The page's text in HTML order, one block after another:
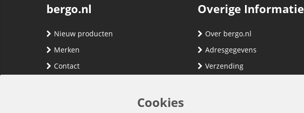
bergo.nl
Nieuw producten
Merken
Contact
Overige Informatie
Over bergo.nl
Adresgegevens
Verzending
Cookies